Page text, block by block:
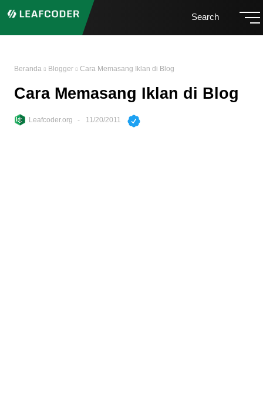
Search
Beranda Blogger Cara Memasang Iklan di Blog
Cara Memasang Iklan di Blog
Leafcoder.org 11/20/2011